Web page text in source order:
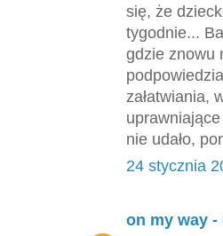
się, że
tygodnie...
gdzie znowu
załatwiania,
nie udało,
24 stycznia
on my way